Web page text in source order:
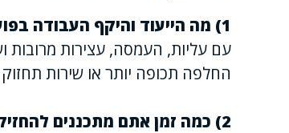
1) מה הייעוד והיקף העבודה בפועל?
עם עליות, העמסה, עצירות מרובות
החלפה תכופה יותר או שירות
2) כמה זמן אתם מתכננים להחזיק בכלי?